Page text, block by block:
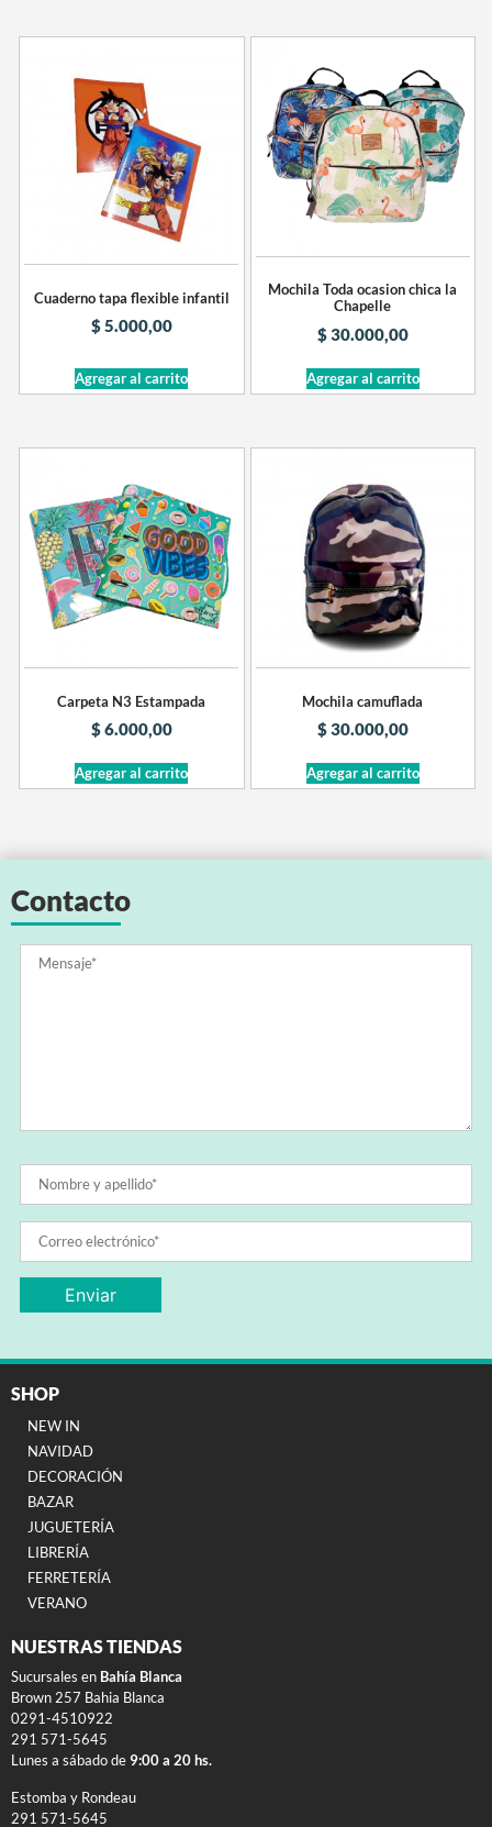
Cuaderno tapa flexible infantil
$5.000,00
Agregar al carrito
Mochila Toda ocasion chica la
Chapelle
$30.000,00
Agregar al carrito
Carpeta N3 Estampada
$6.000,00
Agregar al carrito
Mochila camuflada
$30.000,00
Agregar al carrito
Contacto
SHOP
NEW IN
NAVIDAD
DECORACIÓN
BAZAR
JUGUETERÍA
LIBRERÍA
FERRETERÍA
VERANO
NUESTRAS TIENDAS
Sucursales en Bahía Blanca
Brown 257 Bahia Blanca
0291-4510922
291 571-5645
Lunes a sábado de 9:00 a 20 hs.
Estomba y Rondeau
291 571-5645